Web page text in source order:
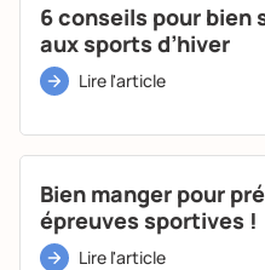
6 conseils pour bien
aux sports d’hiver
Lire l'article
Bien manger pour
épreuves sportives !
Lire l'article